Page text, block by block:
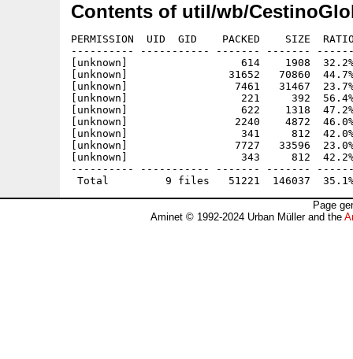
Contents of util/wb/
PERMISSION  UID  GID    PACKED    SIZE
---------- ----------- ------- -------
[unknown]                  614    1908  32.2%
[unknown]                31652   70860  44.7%
[unknown]                 7461   31467  23.7%
[unknown]                  221     392  56.4%
[unknown]                  622    1318  47.2%
[unknown]                 2240    4872  46.0%
[unknown]                  341     812  42.0% -
[unknown]                 7727   33596  23.0%
[unknown]                  343     812  42.2%
---------- ----------- ------- -------
Page
Aminet © 1992-2024 Urban Müller and the